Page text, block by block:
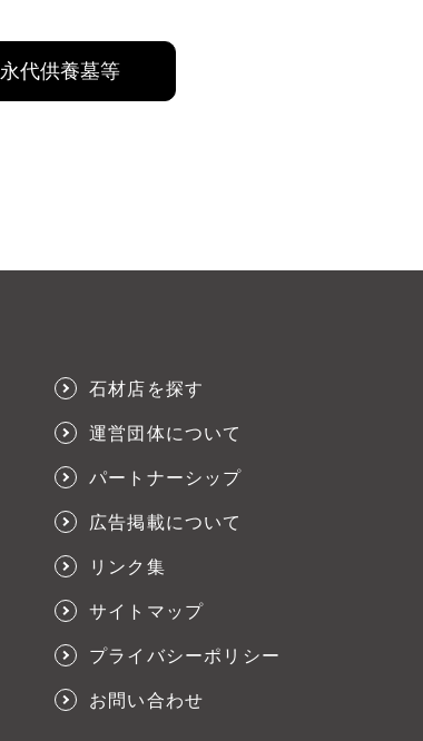
永代供養墓等
石材店を探す
運営団体について
パートナーシップ
広告掲載について
リンク集
サイトマップ
プライバシーポリシー
お問い合わせ